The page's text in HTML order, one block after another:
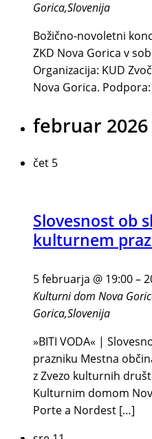
Gorica,Slovenija
Božično-novoletni
ZKD Nova Gorica v
Organizacija: KUD
Nova Gorica. Podpora:
februar 2026
čet 5
Slovesnost ob
kulturnem
5 februarja @ 19:00–
Kulturni dom Nova
Gorica,Slovenija
»BITI VODA« |
prazniku Mestna
z Zvezo kulturnih
Kulturnim domom
Porte a Nordest […]